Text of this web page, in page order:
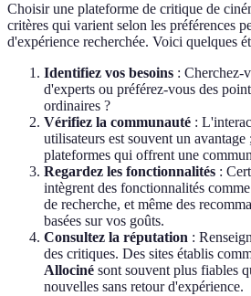
Choisir une plateforme de critique de
critères qui varient selon les préférences
d'expérience recherchée. Voici quelques
Identifiez vos besoins : Cherchez-
d'experts ou préférez-vous des
ordinaires ?
Vérifiez la communauté :
utilisateurs est souvent un avantage
plateformes qui offrent une
Regardez les fonctionnalités :
intègrent des fonctionnalités
de recherche, et même des
basées sur vos goûts.
Consultez la réputation :
des critiques. Des sites établis
Allociné sont souvent plus fiables
nouvelles sans retour d'expérience.